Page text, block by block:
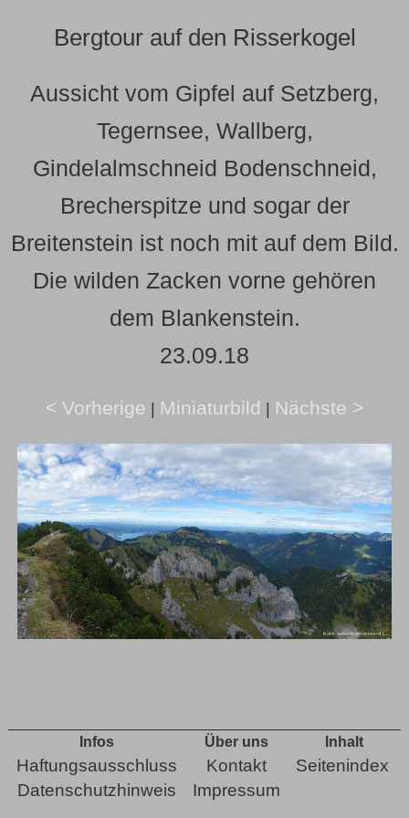
Bergtour auf den Risserkogel
Aussicht vom Gipfel auf Setzberg,
Tegernsee, Wallberg,
Gindelalmschneid Bodenschneid,
Brecherspitze und sogar der
Breitenstein ist noch mit auf dem Bild.
Die wilden Zacken vorne gehören
dem Blankenstein.
23.09.18
< Vorherige | Miniaturbild | Nächste >
Infos
Haftungsausschluss
Datenschutzhinweis
Über uns
Kontakt
Impressum
Inhalt
Seitenindex